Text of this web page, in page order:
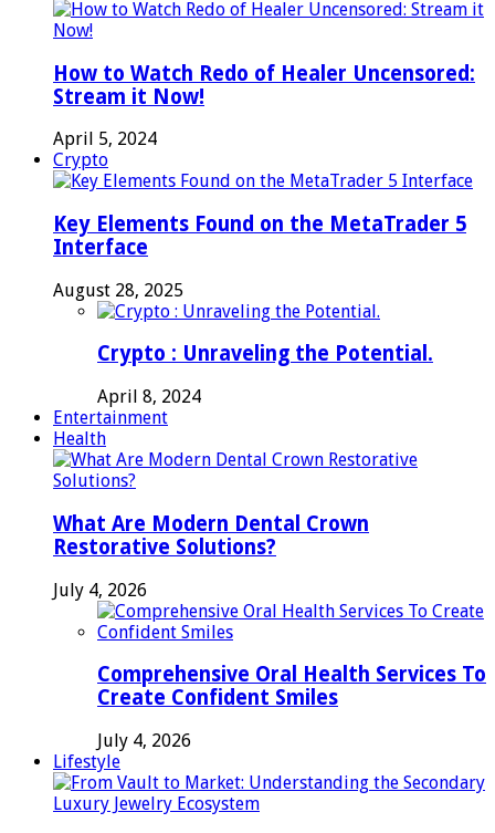
How to Watch Redo of Healer Uncensored:
Stream it Now!
April 5, 2024
Crypto
Key Elements Found on the MetaTrader 5
Interface
August 28, 2025
Crypto : Unraveling the Potential.
April 8, 2024
Entertainment
Health
What Are Modern Dental Crown
Restorative Solutions?
July 4, 2026
Comprehensive Oral Health Services To
Create Confident Smiles
July 4, 2026
Lifestyle